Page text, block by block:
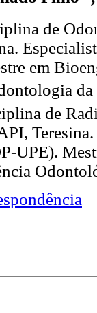
de
em
de
UPE).